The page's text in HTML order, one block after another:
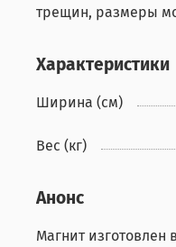
трещин, размеры
Характеристики
Ширина (см)
Вес (кг)
Анонс
Магнит изготовлен